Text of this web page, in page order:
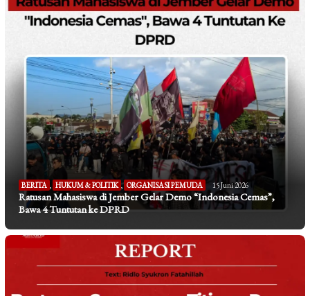
BERITA , HUKUM & POLITIK , ORGANISASI PEMUDA 15 Juni 2026
Ratusan Mahasiswa di Jember Gelar Demo “Indonesia Cemas”,
Bawa 4 Tuntutan ke DPRD